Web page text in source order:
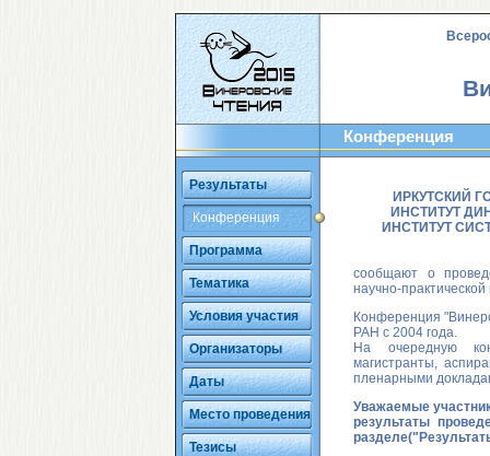
Результаты
Конференция
Программа
Тематика
Условия участия
Организаторы
Даты
Место проведения
Тезисы
Конференция
ИРКУТСКИЙ
ИНСТИТУТ
ИНСТИТУТ
сообщают о
научно-
Конференция
РАН с 2004 года.
На очередную
магистранты,
пленарными
Уважаемые
результаты
разделе("